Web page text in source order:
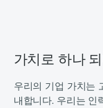
가치로 하나
우리의 기업 가치는
내합니다. 우리는 인